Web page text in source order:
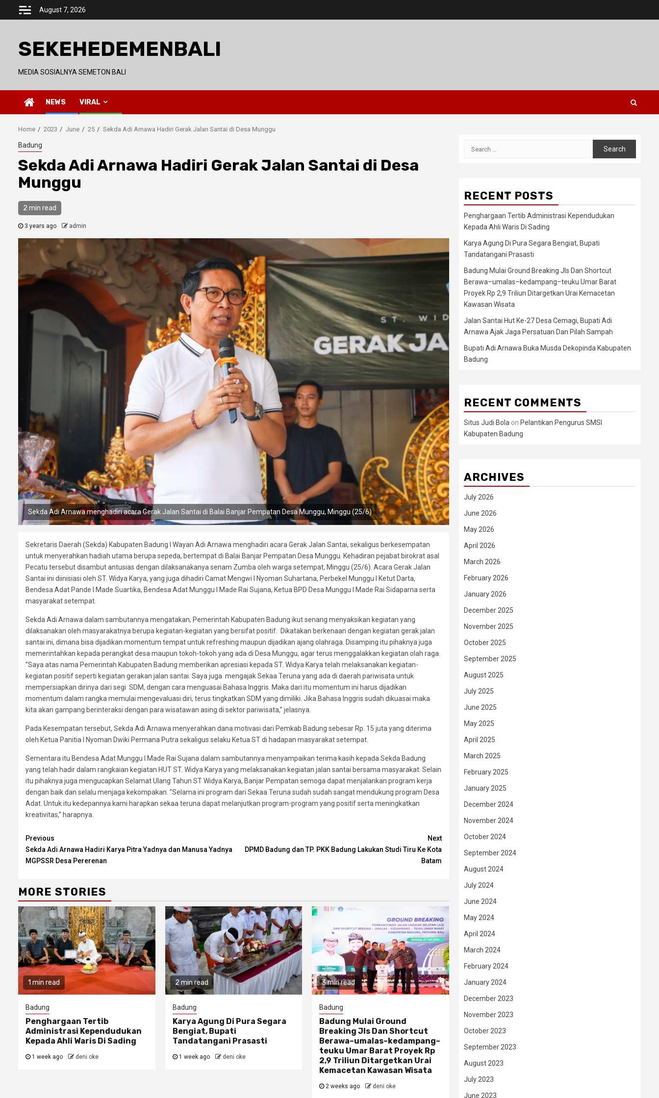
August 7, 2026
SEKEHEDEMENBALI
MEDIA SOSIALNYA SEMETON BALI
NEWS VIRAL
Home 2023 June 25 Sekda Adi Arnawa Hadiri Gerak Jalan Santai di Desa Munggu
Badung
Sekda Adi Arnawa Hadiri Gerak Jalan Santai di Desa
Munggu
2 min read
3 years ago admin
Sekda Adi Arnawa menghadiri acara Gerak Jalan Santai di Balai Banjar Pempatan Desa Munggu, Minggu (25/6)
Sekretaris Daerah (Sekda) Kabupaten Badung I Wayan Adi Arnawa menghadiri acara Gerak Jalan Santai, sekaligus berkesempatan
untuk menyerahkan hadiah utama berupa sepeda, bertempat di Balai Banjar Pempatan Desa Munggu. Kehadiran pejabat birokrat asal
Pecatu tersebut disambut antusias dengan dilaksanakanya senam Zumba oleh warga setempat, Minggu (25/6). Acara Gerak Jalan
Santai ini diinisiasi oleh ST. Widya Karya, yang juga dihadiri Camat Mengwi I Nyoman Suhartana, Perbekel Munggu I Ketut Darta,
Bendesa Adat Pande I Made Suartika, Bendesa Adat Munggu I Made Rai Sujana, Ketua BPD Desa Munggu I Made Rai Sidaparna serta
masyarakat setempat.
Sekda Adi Arnawa dalam sambutannya mengatakan, Pemerintah Kabupaten Badung ikut senang menyaksikan kegiatan yang
dilaksanakan oleh masyarakatnya berupa kegiatan-kegiatan yang bersifat positif. Dikatakan berkenaan dengan kegiatan gerak jalan
santai ini, dimana bisa dijadikan momentum tempat untuk refreshing maupun dijadikan ajang olahraga. Disamping itu pihaknya juga
memerintahkan kepada perangkat desa maupun tokoh-tokoh yang ada di Desa Munggu, agar terus menggalakkan kegiatan olah raga.
”Saya atas nama Pemerintah Kabupaten Badung memberikan apresiasi kepada ST. Widya Karya telah melaksanakan kegiatan-
kegiatan positif seperti kegiatan gerakan jalan santai. Saya juga mengajak Sekaa Teruna yang ada di daerah pariwisata untuk
mempersiapkan dirinya dari segi SDM, dengan cara menguasai Bahasa Inggris. Maka dari itu momentum ini harus dijadikan
momentum dalam rangka memulai mengevaluasi diri, terus tingkatkan SDM yang dimiliki. Jika Bahasa Inggris sudah dikuasai maka
kita akan gampang berinteraksi dengan para wisatawan asing di sektor pariwisata,” jelasnya.
Pada Kesempatan tersebut, Sekda Adi Arnawa menyerahkan dana motivasi dari Pemkab Badung sebesar Rp. 15 juta yang diterima
oleh Ketua Panitia I Nyoman Dwiki Permana Putra sekaligus selaku Ketua ST di hadapan masyarakat setempat.
Sementara itu Bendesa Adat Munggu I Made Rai Sujana dalam sambutannya menyampaikan terima kasih kepada Sekda Badung
yang telah hadir dalam rangkaian kegiatan HUT ST. Widya Karya yang melaksanakan kegiatan jalan santai bersama masyarakat. Selain
itu pihaknya juga mengucapkan Selamat Ulang Tahun ST Widya Karya, Banjar Pempatan semoga dapat menjalankan program kerja
dengan baik dan selalu menjaga kekompakan. “Selama ini program dari Sekaa Teruna sudah sudah sangat mendukung program Desa
Adat. Untuk itu kedepannya kami harapkan sekaa teruna dapat melanjutkan program-program yang positif serta meningkatkan
kreativitas,” harapnya.
Continue
Reading
Previous
Sekda Adi Arnawa Hadiri Karya Pitra Yadnya dan Manusa Yadnya
MGPSSR Desa Pererenan
Next
DPMD Badung dan TP. PKK Badung Lakukan Studi Tiru Ke Kota
Batam
MORE STORIES
1 min read
Badung
Penghargaan Tertib
Administrasi Kependudukan
Kepada Ahli Waris Di Sading
1 week ago deni oke
2 min read
Badung
Karya Agung Di Pura Segara
Bengiat, Bupati
Tandatangani Prasasti
1 week ago deni oke
3 min read
Badung
Badung Mulai Ground
Breaking Jls Dan Shortcut
Berawa–umalas–kedampang–
teuku Umar Barat Proyek Rp
2,9 Triliun Ditargetkan Urai
Kemacetan Kawasan Wisata
2 weeks ago deni oke
RECENT POSTS
Penghargaan Tertib Administrasi Kependudukan
Kepada Ahli Waris Di Sading
Karya Agung Di Pura Segara Bengiat, Bupati
Tandatangani Prasasti
Badung Mulai Ground Breaking Jls Dan Shortcut
Berawa–umalas–kedampang–teuku Umar Barat
Proyek Rp 2,9 Triliun Ditargetkan Urai Kemacetan
Kawasan Wisata
Jalan Santai Hut Ke-27 Desa Cemagi, Bupati Adi
Arnawa Ajak Jaga Persatuan Dan Pilah Sampah
Bupati Adi Arnawa Buka Musda Dekopinda Kabupaten
Badung
RECENT COMMENTS
Situs Judi Bola on Pelantikan Pengurus SMSI
Kabupaten Badung
ARCHIVES
July 2026
June 2026
May 2026
April 2026
March 2026
February 2026
January 2026
December 2025
November 2025
October 2025
September 2025
August 2025
July 2025
June 2025
May 2025
April 2025
March 2025
February 2025
January 2025
December 2024
November 2024
October 2024
September 2024
August 2024
July 2024
June 2024
May 2024
April 2024
March 2024
February 2024
January 2024
December 2023
November 2023
October 2023
September 2023
August 2023
July 2023
June 2023